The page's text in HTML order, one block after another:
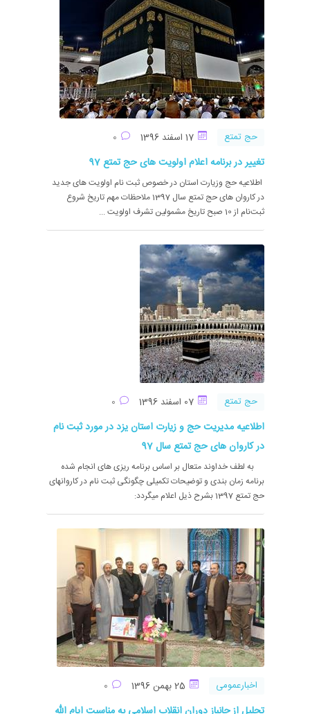
حج تمتع 17 اسفند 1396
تغییر در برنامه اعلام اولویت های حج تمتع 97
اطلاعیه حج وزیارت استان در خصوص ثبت نام اولویت های جدید
در کاروان های حج تمتع سال 1397 ملاحظات مهم تاریخ شروع
ثبت‌نام از 10 صبح تاریخ مشمولین تشرف اولویت ...
حج تمتع 07 اسفند 1396
اطلاعیه مدیریت حج و زیارت استان یزد در مورد ثبت نام
در کاروان های حج­ تمتع سال 97
به لطف خداوند متعال بر اساس برنامه ریزی های انجام شده
برنامه زمان بندی و توضیحات تکمیلی چگونگی ثبت نام در کاروانهای
حج تمتع 1397 بشرح ذیل اعلام میگردد:
اخبارعمومی